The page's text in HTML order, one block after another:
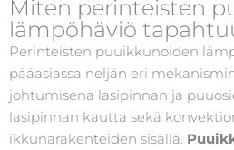
Miten perinteisten
lämpöhäviö
Perinteisten puuikkunoiden
pääasiassa neljän eri
johtumisena lasipinnan ja
lasipinnan kautta sekä
ikkunarakenteiden sisällä.